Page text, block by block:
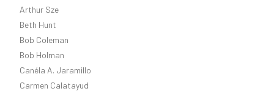
Arthur Sze
Beth Hunt
Bob Coleman
Bob Holman
Canéla A. Jaramillo
Carmen Calatayud